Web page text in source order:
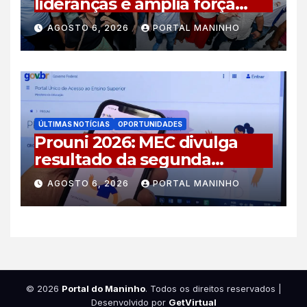
política da União pelo
Amazonas
AGOSTO 6, 2026 PORTAL MANINHO
ÚLTIMAS NOTÍCIAS OPORTUNIDADES
Prouni 2026: MEC divulga
resultado da segunda
chamada do segundo
semestre
AGOSTO 6, 2026 PORTAL MANINHO
© 2026 Portal do Maninho. Todos os direitos reservados
Desenvolvido por GetVirtual